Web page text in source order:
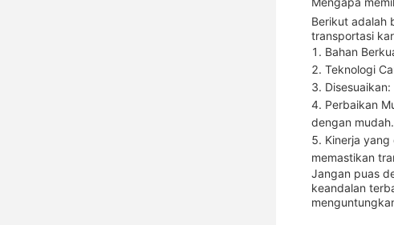
Berikut adalah
transportasi
Bahan
Teknologi
Perbaikan
dengan mudah.
Kinerja
memastikan
Jangan puas
keandalan